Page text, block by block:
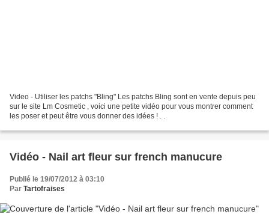
Video - Utiliser les patchs "Bling" Les patchs Bling sont en vente depuis peu
sur le site Lm Cosmetic , voici une petite vidéo pour vous montrer comment
les poser et peut être vous donner des idées ! . .
Vidéo - Nail art fleur sur french manucure
Publié le 19/07/2012 à 03:10
Par Tartofraises